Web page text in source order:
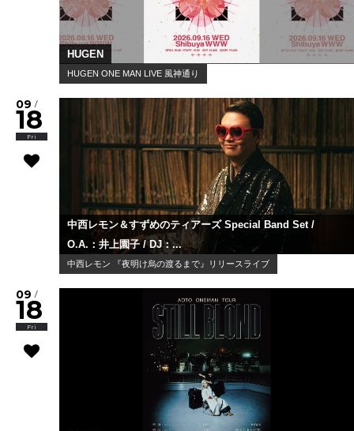
HUGEN
HUGEN ONE MAN LIVE 風神通り
09 /
18
Fri
中西レモン＆すずめのティアーズ Special Band Set /
O.A.：井上園子 / DJ：...
中西レモン 『夜明け烏の渡るまで』リリースライブ
09 /
18
Fri